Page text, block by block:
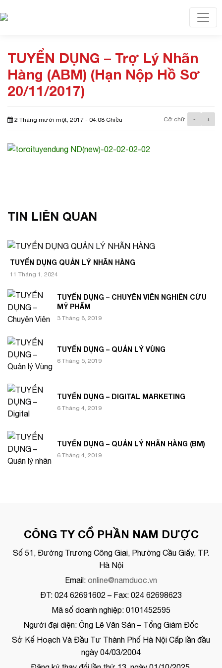
TUYỂN DỤNG – Trợ Lý Nhãn
Hàng (ABM) (Hạn Nộp Hồ Sơ
20/11/2017)
2 Tháng mười một, 2017 - 04:08 Chiều Cỡ chữ - +
TIN LIÊN QUAN
TUYỂN DỤNG QUẢN LÝ NHÃN HÀNG
11 Tháng 1, 2024
TUYỂN DỤNG – CHUYÊN VIÊN NGHIÊN CỨU
MỸ PHẨM
3 Tháng 8, 2019
TUYỂN DỤNG – QUẢN LÝ VÙNG
6 Tháng 5, 2019
TUYỂN DỤNG – DIGITAL MARKETING
6 Tháng 4, 2019
TUYỂN DỤNG – QUẢN LÝ NHÃN HÀNG (BM)
6 Tháng 4, 2019
CÔNG TY CỔ PHẦN NAM DƯỢC
Số 51, Đường Trương Công Giai, Phường Cầu Giấy, TP.
Hà Nội
Email: online@namduoc.vn
ĐT: 024 62691602 – Fax: 024 62698623
Mã số doanh nghiệp: 0101452595
Người đại diện: Ông Lê Văn Sản – Tổng Giám Đốc
Sở Kế Hoạch Và Đầu Tư Thành Phố Hà Nội Cấp lần đầu
ngày 04/03/2004